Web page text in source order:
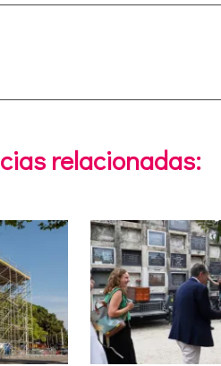
relacionadas: